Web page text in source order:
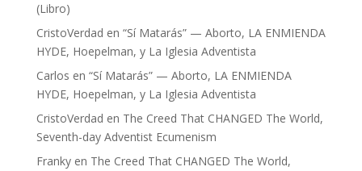
(Libro)
CristoVerdad en “Sí Matarás” — Aborto, LA ENMIENDA
HYDE, Hoepelman, y La Iglesia Adventista
Carlos en “Sí Matarás” — Aborto, LA ENMIENDA
HYDE, Hoepelman, y La Iglesia Adventista
CristoVerdad en The Creed That CHANGED The World,
Seventh-day Adventist Ecumenism
Frankyen The Creed That CHANGED The World,